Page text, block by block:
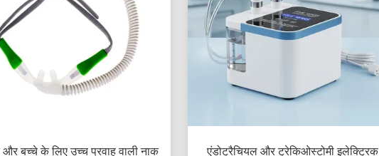
बच्चे के लिए उच्च प्रवाह वाली नाक एंडोट्रैचियल और ट्रेकिओस्टोमी इलेक्ट्रिक